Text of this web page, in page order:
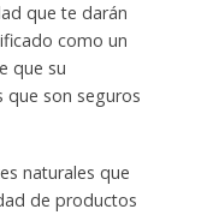
que te darán
como un
que su
que son seguros
naturales que
de productos